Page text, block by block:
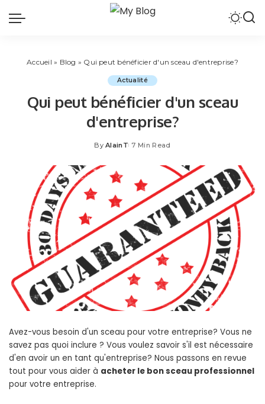
Accueil » Blog » Qui peut bénéficier d'un sceau d'entreprise?
Actualité
Qui peut bénéficier d'un sceau
d'entreprise?
Posted
By AlainT 7 Min Read
Avez-vous besoin d'un sceau pour votre entreprise? Vous ne
savez pas quoi inclure ? Vous voulez savoir s'il est nécessaire
d'en avoir un en tant qu'entreprise? Nous passons en revue
tout pour vous aider à acheter le bon sceau professionnel
pour votre entreprise.